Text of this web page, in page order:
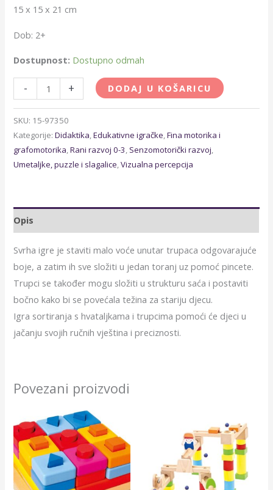
15 x 15 x 21 cm
Dob: 2+
Dostupnost: Dostupno odmah
- + DODAJ U KOŠARICU
SKU: 15-97350
Kategorije:Didaktika,Edukativne igračke,Fina motorika i
grafomotorika,Rani razvoj 0-3, Senzomotorički razvoj,
Umetaljke, puzzle i slagalice,Vizualna percepcija
Opis
Svrha igre je staviti malo voće unutar trupaca odgovarajuće
boje, a zatim ih sve složiti u jedan toranj uz pomoć pincete.
Trupci se također mogu složiti u strukturu saća i postaviti
bočno kako bi se povećala težina za stariju djecu.
Igra sortiranja s hvataljkama i trupcima pomoći će djeci u
jačanju svojih ručnih vještina i preciznosti.
Povezani proizvodi